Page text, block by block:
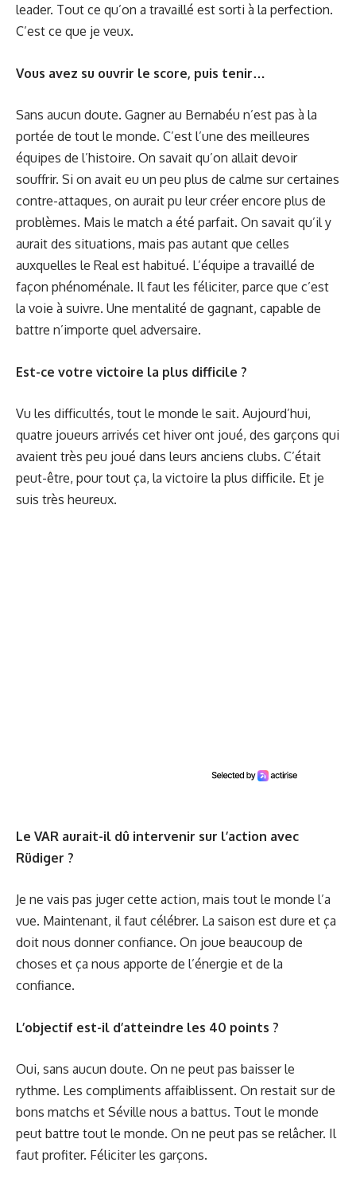
leader. Tout ce qu’on a travaillé est sorti à la perfection.
C’est ce que je veux.
Vous avez su ouvrir le score, puis tenir…
Sans aucun doute. Gagner au Bernabéu n’est pas à la
portée de tout le monde. C’est l’une des meilleures
équipes de l’histoire. On savait qu’on allait devoir
souffrir. Si on avait eu un peu plus de calme sur certaines
contre-attaques, on aurait pu leur créer encore plus de
problèmes. Mais le match a été parfait. On savait qu’il y
aurait des situations, mais pas autant que celles
auxquelles le Real est habitué. L’équipe a travaillé de
façon phénoménale. Il faut les féliciter, parce que c’est
la voie à suivre. Une mentalité de gagnant, capable de
battre n’importe quel adversaire.
Est-ce votre victoire la plus difficile ?
Vu les difficultés, tout le monde le sait. Aujourd’hui,
quatre joueurs arrivés cet hiver ont joué, des garçons qui
avaient très peu joué dans leurs anciens clubs. C’était
peut-être, pour tout ça, la victoire la plus difficile. Et je
suis très heureux.
Le VAR aurait-il dû intervenir sur l’action avec
Rüdiger ?
Je ne vais pas juger cette action, mais tout le monde l’a
vue. Maintenant, il faut célébrer. La saison est dure et ça
doit nous donner confiance. On joue beaucoup de
choses et ça nous apporte de l’énergie et de la
confiance.
L’objectif est-il d’atteindre les 40 points ?
Oui, sans aucun doute. On ne peut pas baisser le
rythme. Les compliments affaiblissent. On restait sur de
bons matchs et Séville nous a battus. Tout le monde
peut battre tout le monde. On ne peut pas se relâcher. Il
faut profiter. Féliciter les garçons.